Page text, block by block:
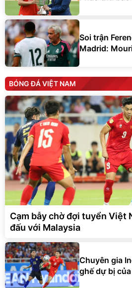
Soi trận
Madrid:
BÓNG ĐÁ VIỆT NAM
Cạm bẫy chờ đợi tuyển Việt
đấu với Malaysia
Chuyên gia
ghế dự bị